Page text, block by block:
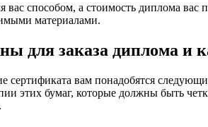
вас способом, а стоимость диплома
материалами.
для заказа диплома и
сертификата вам понадобятся
этих бумаг, которые должны быть